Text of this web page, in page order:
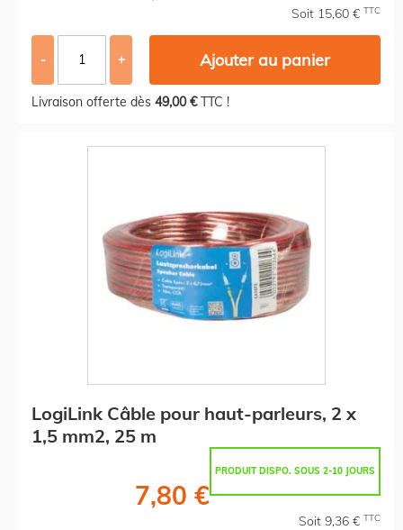
Soit 15,60 € TTC
- + Ajouter au panier
Livraison offerte dès 49,00 €TTC !
LogiLink Câble pour haut-parleurs, 2 x
1,5 mm2, 25 m
PRODUIT DISPO. SOUS 2-10 JOURS
7,80 €
Soit 9,36 € TTC